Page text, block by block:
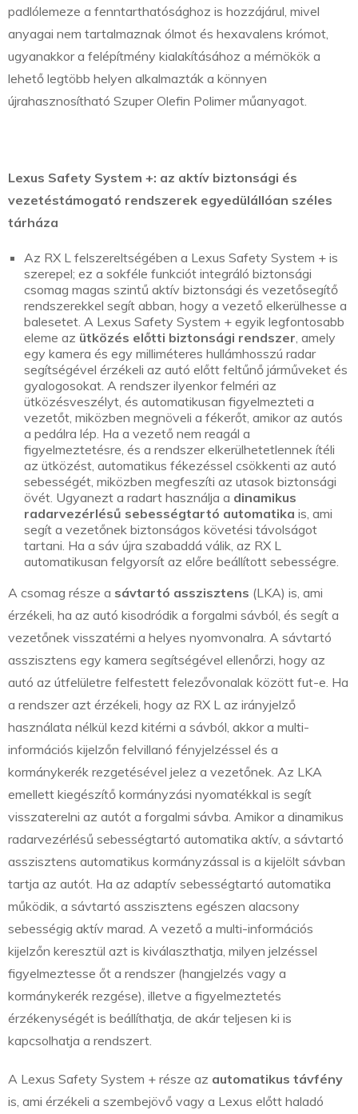
padlólemeze a fenntarthatósághoz is hozzájárul, mivel
anyagai nem tartalmaznak ólmot és hexavalens krómot,
ugyanakkor a felépítmény kialakításához a mérnökök a
lehető legtöbb helyen alkalmazták a könnyen
újrahasznosítható Szuper Olefin Polimer műanyagot.
Lexus Safety System +: az aktív biztonsági és
vezetéstámogató rendszerek egyedülállóan széles
tárháza
Az RX L felszereltségében a Lexus Safety System + is
szerepel; ez a sokféle funkciót integráló biztonsági
csomag magas szintű aktív biztonsági és vezetősegítő
rendszerekkel segít abban, hogy a vezető elkerülhesse a
balesetet. A Lexus Safety System + egyik legfontosabb
eleme az ütközés előtti biztonsági rendszer , amely
egy kamera és egy milliméteres hullámhosszú radar
segítségével érzékeli az autó előtt feltűnő járműveket és
gyalogosokat. A rendszer ilyenkor felméri az
ütközésveszélyt, és automatikusan figyelmezteti a
vezetőt, miközben megnöveli a fékerőt, amikor az autós
a pedálra lép. Ha a vezető nem reagál a
figyelmeztetésre, és a rendszer elkerülhetetlennek ítéli
az ütközést, automatikus fékezéssel csökkenti az autó
sebességét, miközben megfeszíti az utasok biztonsági
övét. Ugyanezt a radart használja a dinamikus
radarvezérlésű sebességtartó automatika is, ami
segít a vezetőnek biztonságos követési távolságot
tartani. Ha a sáv újra szabaddá válik, az RX L
automatikusan felgyorsít az előre beállított sebességre.
A csomag része a sávtartó asszisztens (LKA) is, ami
érzékeli, ha az autó kisodródik a forgalmi sávból, és segít a
vezetőnek visszatérni a helyes nyomvonalra. A sávtartó
asszisztens egy kamera segítségével ellenőrzi, hogy az
autó az útfelületre felfestett felezővonalak között fut-e. Ha
a rendszer azt érzékeli, hogy az RX L az irányjelző
használata nélkül kezd kitérni a sávból, akkor a multi-
információs kijelzőn felvillanó fényjelzéssel és a
kormánykerék rezgetésével jelez a vezetőnek. Az LKA
emellett kiegészítő kormányzási nyomatékkal is segít
visszaterelni az autót a forgalmi sávba. Amikor a dinamikus
radarvezérlésű sebességtartó automatika aktív, a sávtartó
asszisztens automatikus kormányzással is a kijelölt sávban
tartja az autót. Ha az adaptív sebességtartó automatika
működik, a sávtartó asszisztens egészen alacsony
sebességig aktív marad. A vezető a multi-információs
kijelzőn keresztül azt is kiválaszthatja, milyen jelzéssel
figyelmeztesse őt a rendszer (hangjelzés vagy a
kormánykerék rezgése), illetve a figyelmeztetés
érzékenységét is beállíthatja, de akár teljesen ki is
kapcsolhatja a rendszert.
A Lexus Safety System + része az automatikus távfény
is, ami érzékeli a szembejövő vagy a Lexus előtt haladó